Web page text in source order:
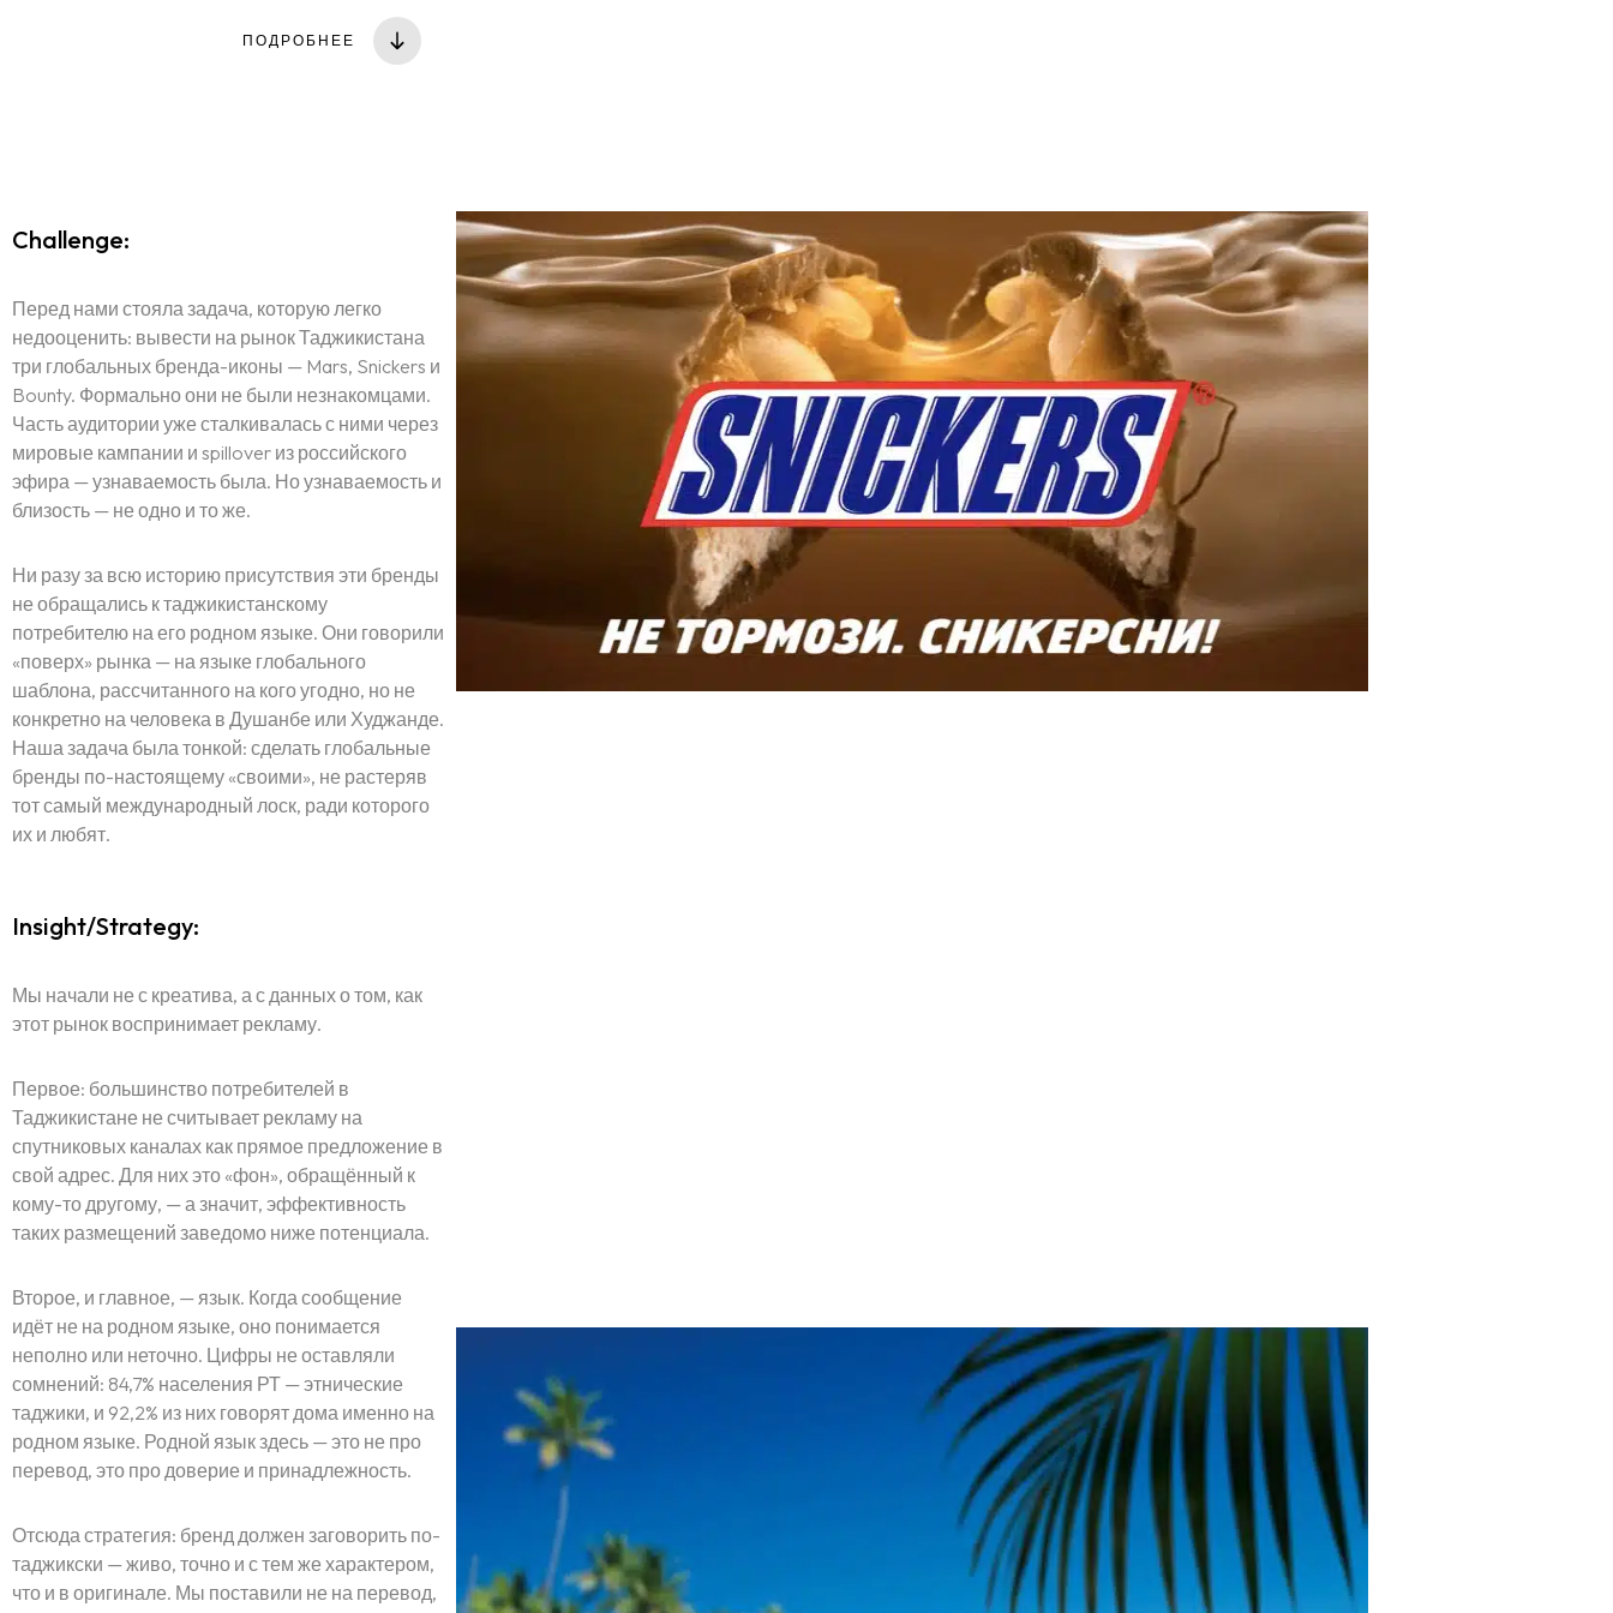
ПОДРОБНЕЕ
Challenge:
Перед нами стояла задача, которую легко
недооценить: вывести на рынок Таджикистана
три глобальных бренда-иконы — Mars, Snickers и
Bounty. Формально они не были незнакомцами.
Часть аудитории уже сталкивалась с ними через
мировые кампании и spillover из российского
эфира — узнаваемость была. Но узнаваемость и
близость — не одно и то же.
Ни разу за всю историю присутствия эти бренды
не обращались к таджикистанскому
потребителю на его родном языке. Они говорили
«поверх» рынка — на языке глобального
шаблона, рассчитанного на кого угодно, но не
конкретно на человека в Душанбе или Худжанде.
Наша задача была тонкой: сделать глобальные
бренды по-настоящему «своими», не растеряв
тот самый международный лоск, ради которого
их и любят.
Insight/Strategy:
Мы начали не с креатива, а с данных о том, как
этот рынок воспринимает рекламу.
Первое: большинство потребителей в
Таджикистане не считывает рекламу на
спутниковых каналах как прямое предложение в
свой адрес. Для них это «фон», обращённый к
кому-то другому, — а значит, эффективность
таких размещений заведомо ниже потенциала.
Второе, и главное, — язык. Когда сообщение
идёт не на родном языке, оно понимается
неполно или неточно. Цифры не оставляли
сомнений: 84,7% населения РТ — этнические
таджики, и 92,2% из них говорят дома именно на
родном языке. Родной язык здесь — это не про
перевод, это про доверие и принадлежность.
Отсюда стратегия: бренд должен заговорить по-
таджикски — живо, точно и с тем же характером,
что и в оригинале. Мы поставили не на перевод,